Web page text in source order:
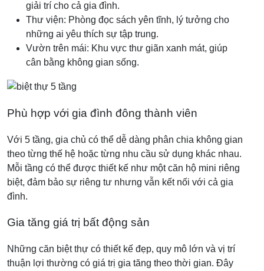
giải trí cho cả gia đình.
Thư viện: Phòng đọc sách yên tĩnh, lý tưởng cho
những ai yêu thích sự tập trung.
Vườn trên mái: Khu vực thư giãn xanh mát, giúp
cân bằng không gian sống.
Phù hợp với gia đình đông thành viên
Với 5 tầng, gia chủ có thể dễ dàng phân chia không gian
theo từng thế hệ hoặc từng nhu cầu sử dụng khác nhau.
Mỗi tầng có thể được thiết kế như một căn hộ mini riêng
biệt, đảm bảo sự riêng tư nhưng vẫn kết nối với cả gia
đình.
Gia tăng giá trị bất động sản
Những căn biệt thự có thiết kế đẹp, quy mô lớn và vị trí
thuận lợi thường có giá trị gia tăng theo thời gian. Đây